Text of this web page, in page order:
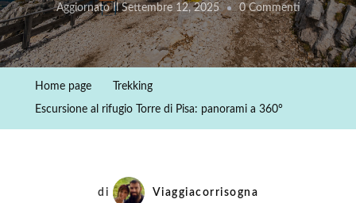
Aggiornato IlSettembre 12, 2025 0 CommentiSu
Escursione
Al
Home page Trekking
Escursione al rifugio Torre di Pisa: panorami a 360°
di Viaggiacorrisogna